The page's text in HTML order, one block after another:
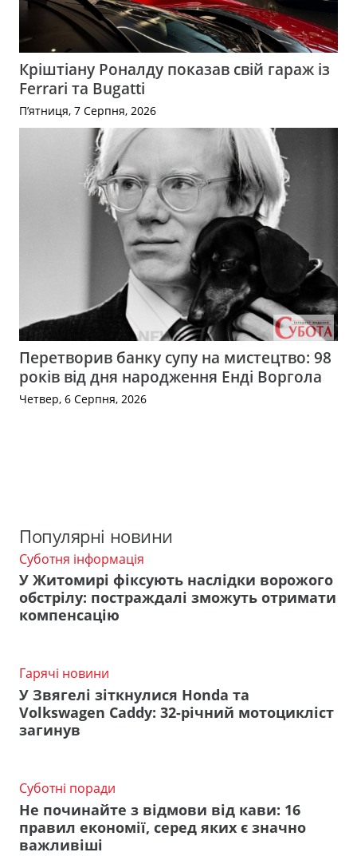
Кріштіану Роналду показав свій гараж із
Ferrari та Bugatti
П’ятниця, 7 Серпня, 2026
Перетворив банку супу на мистецтво: 98
років від дня народження Енді Воргола
Четвер, 6 Серпня, 2026
Популярні новини
Суботня інформація
У Житомирі фіксують наслідки ворожого
обстрілу: постраждалі зможуть отримати
компенсацію
Гарячі новини
У Звягелі зіткнулися Honda та
Volkswagen Caddy: 32-річний мотоцикліст
загинув
Суботні поради
Не починайте з відмови від кави: 16
правил економії, серед яких є значно
важливіші